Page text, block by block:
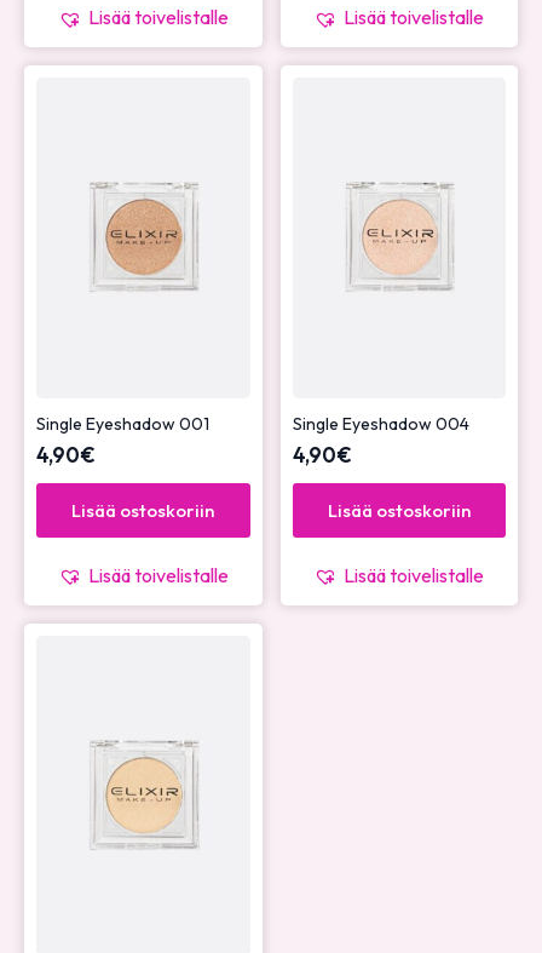
Lisää toivelistalle Lisää toivelistalle
Single Eyeshadow 001
4,90€
Lisää ostoskoriin
Lisää toivelistalle
Single Eyeshadow 004
4,90€
Lisää ostoskoriin
Lisää toivelistalle